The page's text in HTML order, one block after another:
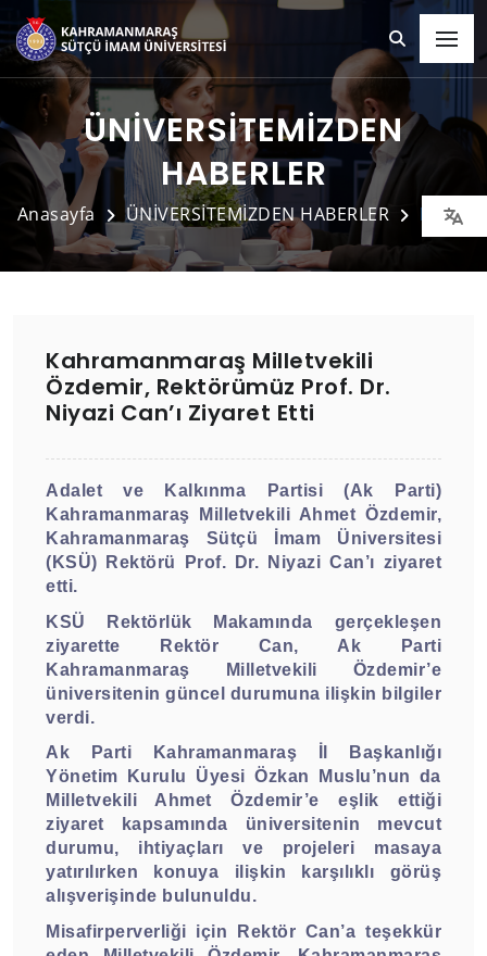
ÜNİVERSİTEMİZDEN
HABERLER
Anasayfa ÜNİVERSİTEMİZDEN HABERLER Detay
Kahramanmaraş Milletvekili
Özdemir, Rektörümüz Prof. Dr.
Niyazi Can’ı Ziyaret Etti
Adalet ve Kalkınma Partisi (Ak Parti)
Kahramanmaraş Milletvekili Ahmet Özdemir,
Kahramanmaraş Sütçü İmam Üniversitesi
(KSÜ) Rektörü Prof. Dr. Niyazi Can’ı ziyaret
etti.
KSÜ Rektörlük Makamında gerçekleşen
ziyarette Rektör Can, Ak Parti
Kahramanmaraş Milletvekili Özdemir’e
üniversitenin güncel durumuna ilişkin bilgiler
verdi.
Ak Parti Kahramanmaraş İl Başkanlığı
Yönetim Kurulu Üyesi Özkan Muslu’nun da
Milletvekili Ahmet Özdemir’e eşlik ettiği
ziyaret kapsamında üniversitenin mevcut
durumu, ihtiyaçları ve projeleri masaya
yatırılırken konuya ilişkin karşılıklı görüş
alışverişinde bulunuldu.
Misafirperverliği için Rektör Can’a teşekkür